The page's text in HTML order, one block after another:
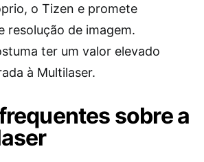
o Tizen e promete
resolução de imagem.
ter um valor elevado
à Multilaser.
sobre a